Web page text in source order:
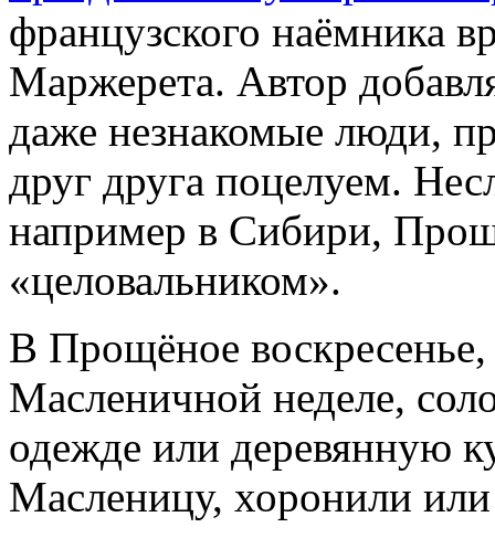
французского наёмника
Маржерета. Автор
даже незнакомые люди,
друг друга поцелуем.
например в Сибири,
«целовальником».
В Прощёное
Масленичной неделе,
одежде или деревянную
Масленицу, хоронили